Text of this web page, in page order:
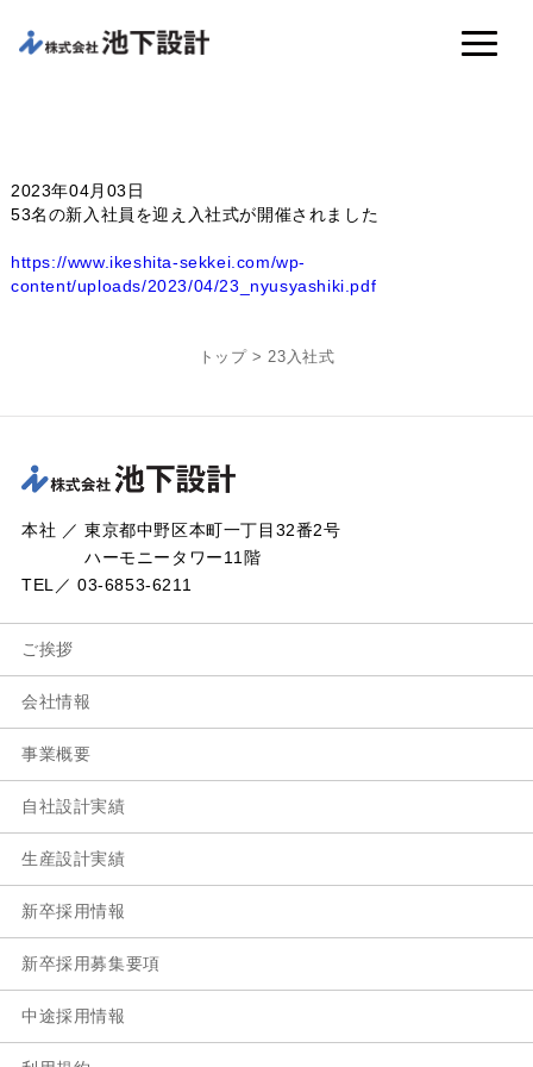
2023年04月03日
53名の新入社員を迎え入社式が開催されました
https://www.ikeshita-sekkei.com/wp-
content/uploads/2023/04/23_nyusyashiki.pdf
トップ > 23入社式
本社 ／ 東京都中野区本町一丁目32番2号
ハーモニータワー11階
TEL／ 03-6853-6211
ご挨拶
会社情報
事業概要
自社設計実績
生産設計実績
新卒採用情報
新卒採用募集要項
中途採用情報